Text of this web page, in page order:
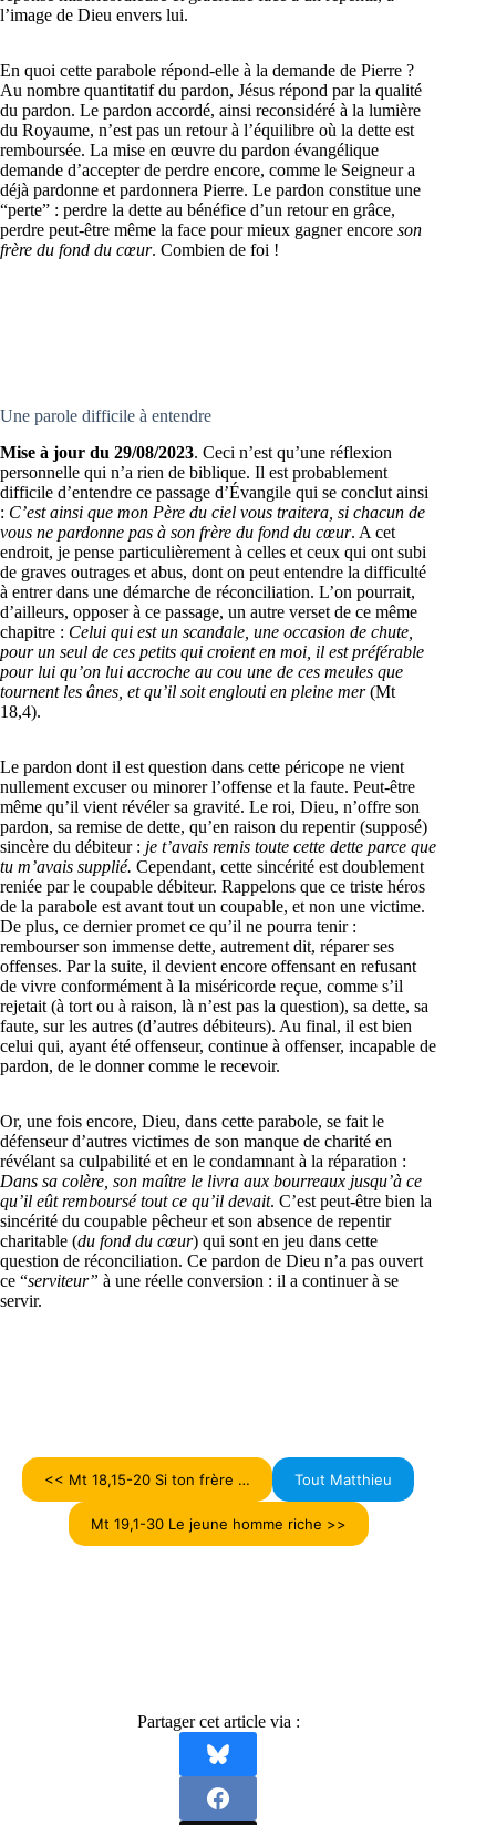
l’image de Dieu envers lui.
En quoi cette parabole répond-elle à la demande de Pierre ?
Au nombre quantitatif du pardon, Jésus répond par la qualité
du pardon. Le pardon accordé, ainsi reconsidéré à la lumière
du Royaume, n’est pas un retour à l’équilibre où la dette est
remboursée. La mise en œuvre du pardon évangélique
demande d’accepter de perdre encore, comme le Seigneur a
déjà pardonne et pardonnera Pierre. Le pardon constitue une
“perte” : perdre la dette au bénéfice d’un retour en grâce,
perdre peut-être même la face pour mieux gagner encore son
frère du fond du cœur. Combien de foi !
Une parole difficile à entendre
Mise à jour du 29/08/2023. Ceci n’est qu’une réflexion
personnelle qui n’a rien de biblique. Il est probablement
difficile d’entendre ce passage d’Évangile qui se conclut ainsi
: C’est ainsi que mon Père du ciel vous traitera, si chacun de
vous ne pardonne pas à son frère du fond du cœur. A cet
endroit, je pense particulièrement à celles et ceux qui ont subi
de graves outrages et abus, dont on peut entendre la difficulté
à entrer dans une démarche de réconciliation. L’on pourrait,
d’ailleurs, opposer à ce passage, un autre verset de ce même
chapitre : Celui qui est un scandale, une occasion de chute,
pour un seul de ces petits qui croient en moi, il est préférable
pour lui qu’on lui accroche au cou une de ces meules que
tournent les ânes, et qu’il soit englouti en pleine mer(Mt
18,4).
Le pardon dont il est question dans cette péricope ne vient
nullement excuser ou minorer l’offense et la faute. Peut-être
même qu’il vient révéler sa gravité. Le roi, Dieu, n’offre son
pardon, sa remise de dette, qu’en raison du repentir (supposé)
sincère du débiteur : je t’avais remis toute cette dette parce que
tu m’avais supplié. Cependant, cette sincérité est doublement
reniée par le coupable débiteur. Rappelons que ce triste héros
de la parabole est avant tout un coupable, et non une victime.
De plus, ce dernier promet ce qu’il ne pourra tenir :
rembourser son immense dette, autrement dit, réparer ses
offenses. Par la suite, il devient encore offensant en refusant
de vivre conformément à la miséricorde reçue, comme s’il
rejetait (à tort ou à raison, là n’est pas la question), sa dette, sa
faute, sur les autres (d’autres débiteurs). Au final, il est bien
celui qui, ayant été offenseur, continue à offenser, incapable de
pardon, de le donner comme le recevoir.
Or, une fois encore, Dieu, dans cette parabole, se fait le
défenseur d’autres victimes de son manque de charité en
révélant sa culpabilité et en le condamnant à la réparation :
Dans sa colère, son maître le livra aux bourreaux jusqu’à ce
qu’il eût remboursé tout ce qu’il devait. C’est peut-être bien la
sincérité du coupable pêcheur et son absence de repentir
charitable (du fond du cœur) qui sont en jeu dans cette
question de réconciliation. Ce pardon de Dieu n’a pas ouvert
ce “serviteur” à une réelle conversion : il a continuer à se
servir.
<< Mt 18,15-20 Si ton frère … Tout Matthieu
Mt 19,1-30 Le jeune homme riche >>
Partager cet article via :